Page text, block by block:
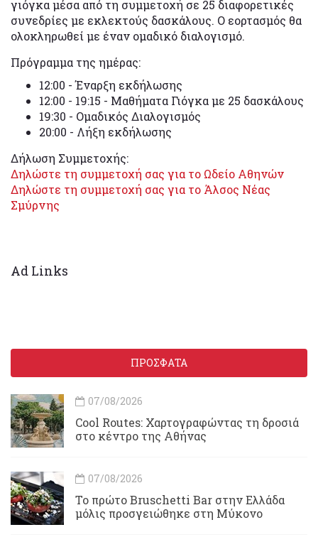
γιόγκα μέσα από τη συμμετοχή σε 25 διαφορετικές
συνεδρίες με εκλεκτούς δασκάλους. Ο εορτασμός θα
ολοκληρωθεί με έναν ομαδικό διαλογισμό.
Πρόγραμμα της ημέρας:
12:00 - Έναρξη εκδήλωσης
12:00 - 19:15 - Μαθήματα Γιόγκα με 25 δασκάλους
19:30 - Ομαδικός Διαλογισμός
20:00 - Λήξη εκδήλωσης
Δήλωση Συμμετοχής:
Δηλώστε τη συμμετοχή σας για το Ωδείο Αθηνών
Δηλώστε τη συμμετοχή σας για το Άλσος Νέας
Σμύρνης
Ad Links
ΠΡΟΣΦΑΤΑ
07/08/2026
Cool Routes: Χαρτογραφώντας τη δροσιά
στο κέντρο της Αθήνας
07/08/2026
Το πρώτο Bruschetti Bar στην Ελλάδα
μόλις προσγειώθηκε στη Μύκονο